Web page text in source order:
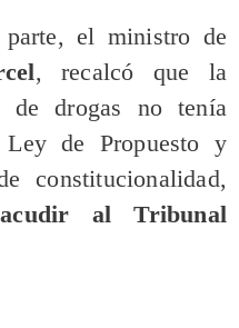
el ministro de
, recalcó que la
drogas no tenía
de Propuesto y
constitucionalidad,
al Tribunal